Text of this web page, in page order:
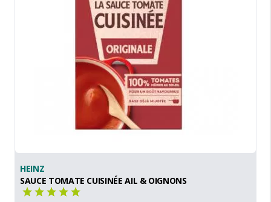
HEINZ
SAUCE TOMATE CUISINÉE AIL & OIGNONS